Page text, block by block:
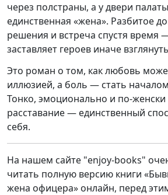
через полстраны, а у двери
единственная «жена». Разбитое
решения и встреча спустя время
заставляет героев иначе
Это роман о том, как любовь
иллюзией, а боль — стать
Тонко, эмоционально и по-женски
расставание — единственный
себя.
На нашем сайте "enjoy-books"
читать полную версию книги
жена офицера» онлайн, перед